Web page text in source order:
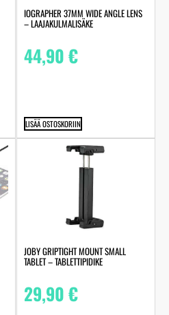
IOGRAPHER 37MM WIDE ANGLE LENS
– LAAJAKULMALISÄKE
44,90€
LISÄÄ OSTOSKORIIN
JOBY GRIPTIGHT MOUNT SMALL
TABLET – TABLETTIPIDIKE
29,90€